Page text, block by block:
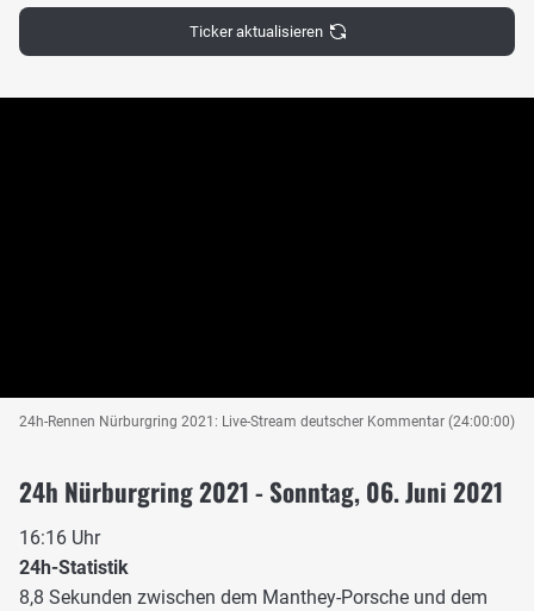
Ticker aktualisieren
24h-Rennen Nürburgring 2021: Live-Stream deutscher Kommentar (24:00:00)
24h Nürburgring 2021 - Sonntag, 06. Juni 2021
16:16 Uhr
24h-Statistik
8,8 Sekunden zwischen dem Manthey-Porsche und dem